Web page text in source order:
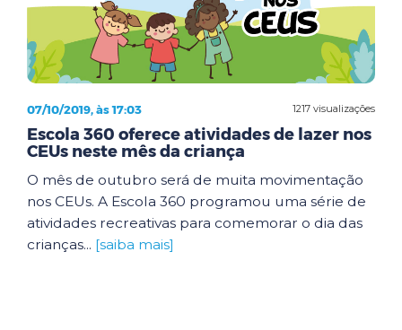
1217 visualizações
07/10/2019, às 17:03
Escola 360 oferece atividades de lazer nos
CEUs neste mês da criança
O mês de outubro será de muita movimentação
nos CEUs. A Escola 360 programou uma série de
atividades recreativas para comemorar o dia das
crianças... [saiba mais]